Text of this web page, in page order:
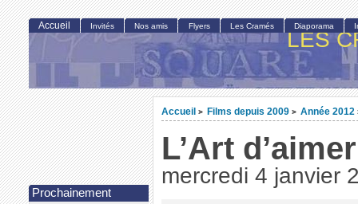
LES
Accueil > Films depuis 2009 > Année 2012
L’Art
mercredi 4 janvier
Accueil Invités Nos amis Flyers Les Cramés Diaporama
Prochainement